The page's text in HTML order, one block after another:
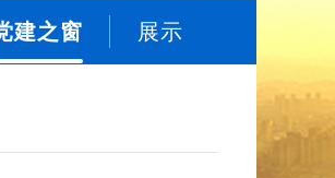
建之窗 展示